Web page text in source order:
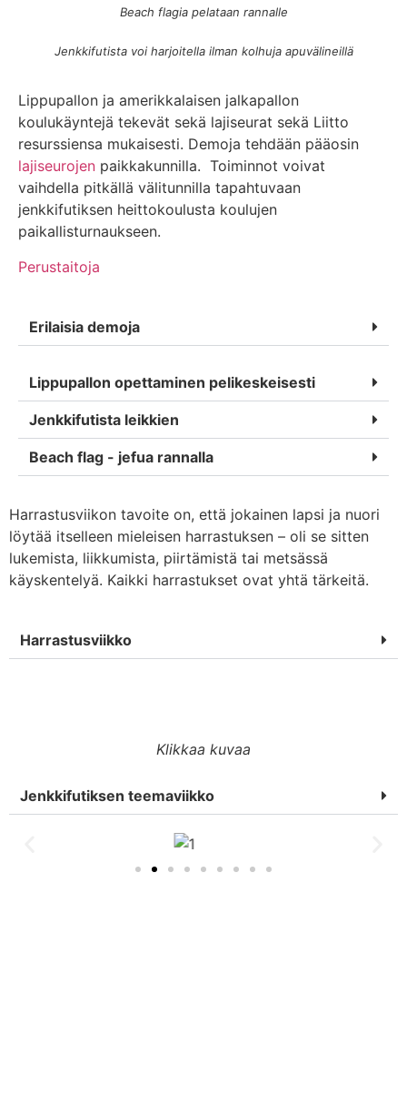
Beach flagia pelataan rannalle
Jenkkifutista voi harjoitella ilman kolhuja apuvälineillä
Lippupallon ja amerikkalaisen jalkapallon
koulukäyntejä tekevät sekä lajiseurat sekä Liitto
resurssiensa mukaisesti. Demoja tehdään pääosin
lajiseurojen paikkakunnilla. Toiminnot voivat
vaihdella pitkällä välitunnilla tapahtuvaan
jenkkifutiksen heittokoulusta koulujen
paikallisturnaukseen.
Perustaitoja
Erilaisia demoja
Lippupallon opettaminen pelikeskeisesti
Jenkkifutista leikkien
Beach flag - jefua rannalla
Harrastusviikon tavoite on, että jokainen lapsi ja nuori
löytää itselleen mieleisen harrastuksen – oli se sitten
lukemista, liikkumista, piirtämistä tai metsässä
käyskentelyä. Kaikki harrastukset ovat yhtä tärkeitä.
Harrastusviikko
Klikkaa kuvaa
Jenkkifutiksen teemaviikko